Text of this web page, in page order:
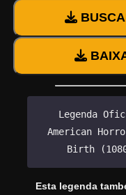
Legenda
American
Birth
Esta legenda